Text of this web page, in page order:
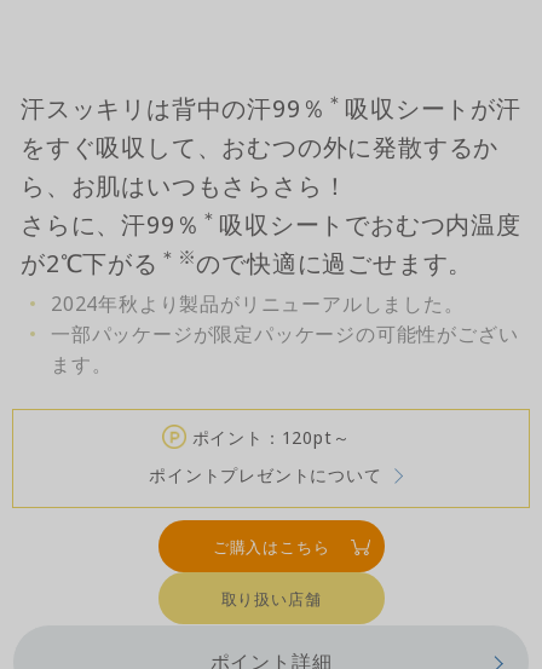
汗スッキリは背中の汗99％ ＊ 吸収シートが汗
をすぐ吸収して、おむつの外に発散するか
ら、お肌はいつもさらさら！
さらに、汗99％ ＊ 吸収シートでおむつ内温度
が2℃下がる ＊ ※ので快適に過ごせます。
2024年秋より製品がリニューアルしました。
一部パッケージが限定パッケージの可能性がござい
ます。
ポイント：120pt～
ポイントプレゼントについて
ご購入はこちら
取り扱い店舗
ポイント詳細